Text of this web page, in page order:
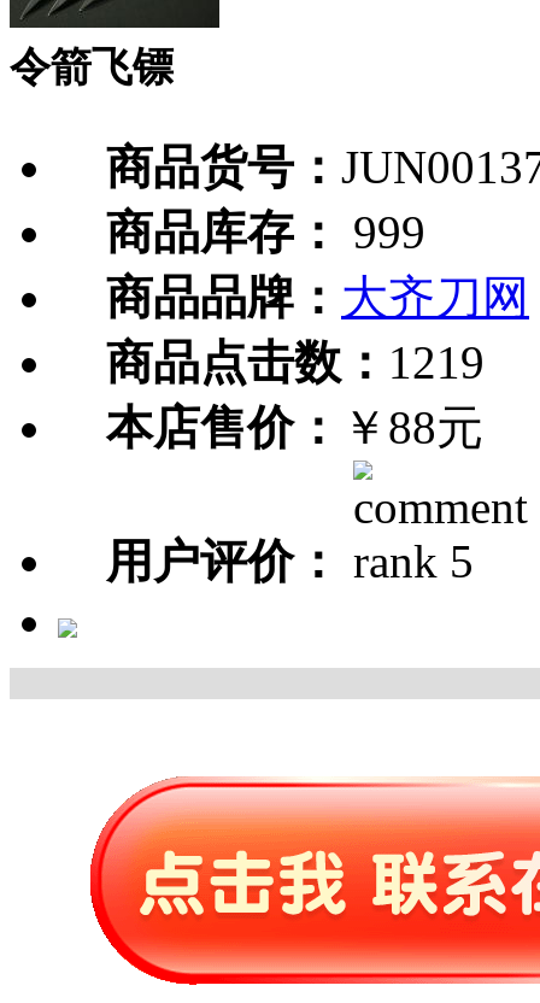
令箭飞镖
商品货号：
商品库存：
999
商品品牌： 大齐刀网
商品点击数： 1219
本店售价： ￥88元
用户评价：